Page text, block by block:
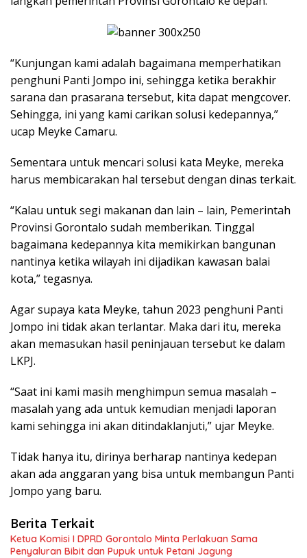
“Kunjungan kami adalah bagaimana memperhatikan
penghuni Panti Jompo ini, sehingga ketika berakhir
sarana dan prasarana tersebut, kita dapat mengcover.
Sehingga, ini yang kami carikan solusi kedepannya,”
ucap Meyke Camaru.
Sementara untuk mencari solusi kata Meyke, mereka
harus membicarakan hal tersebut dengan dinas terkait.
“Kalau untuk segi makanan dan lain – lain, Pemerintah
Provinsi Gorontalo sudah memberikan. Tinggal
bagaimana kedepannya kita memikirkan bangunan
nantinya ketika wilayah ini dijadikan kawasan balai
kota,” tegasnya.
Agar supaya kata Meyke, tahun 2023 penghuni Panti
Jompo ini tidak akan terlantar. Maka dari itu, mereka
akan memasukan hasil peninjauan tersebut ke dalam
LKPJ.
“Saat ini kami masih menghimpun semua masalah –
masalah yang ada untuk kemudian menjadi laporan
kami sehingga ini akan ditindaklanjuti,” ujar Meyke.
Tidak hanya itu, dirinya berharap nantinya kedepan
akan ada anggaran yang bisa untuk membangun Panti
Jompo yang baru.
Berita Terkait
Ketua Komisi I DPRD Gorontalo Minta Perlakuan Sama
Penyaluran Bibit dan Pupuk untuk Petani Jagung